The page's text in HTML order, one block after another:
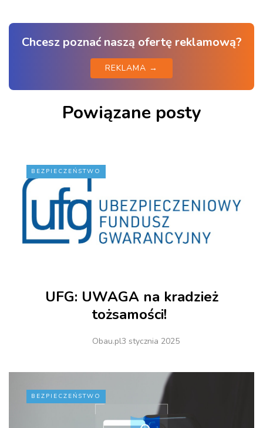
Chcesz poznać naszą ofertę reklamową?
REKLAMA →
Powiązane posty
BEZPIECZEŃSTWO
UFG: UWAGA na kradzież
tożsamości!
Obau.pl3 stycznia 2025
BEZPIECZEŃSTWO